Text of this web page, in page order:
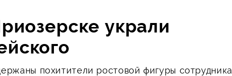
украли
похитители ростовой фигуры сотрудника